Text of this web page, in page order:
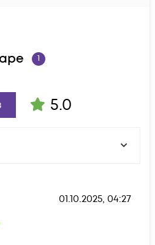
1
5.0
01.10.2025, 04:27